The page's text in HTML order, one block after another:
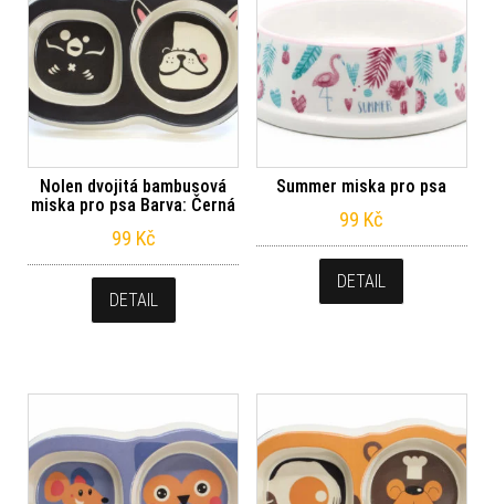
Nolen dvojitá bambusová
miska pro psa Barva: Černá
99 Kč
DETAIL
Summer miska pro psa
99 Kč
DETAIL